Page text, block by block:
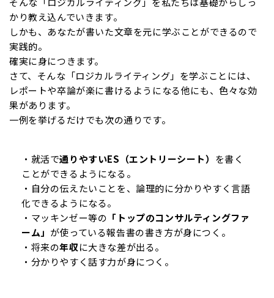
かり教え込んでいきます。
しかも、あなたが書いた文章を元に学ぶことができるので
実践的。
確実に身につきます。
さて、そんな「ロジカルライティング」を学ぶことには、
レポートや卒論が楽に書けるようになる他にも、色々な効
果があります。
一例を挙げるだけでも次の通りです。
・就活で通りやすいES（エントリーシート） を書く
ことができるようになる。
・自分の伝えたいことを、論理的に分かりやすく言語
化できるようになる。
・マッキンゼー等の 「トップのコンサルティングファ
ーム」 が使っている報告書の書き方が身につく。
・将来の年収に大きな差が出る。
・分かりやすく話す力が身につく。